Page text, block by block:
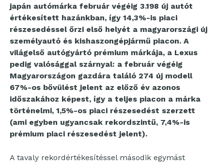
japán autómárka február végéig 3.198 új autót
értékesített hazánkban, így 14,3%-is piaci
részesedéssel őrzi első helyét a magyarországi új
személyautó és kishaszongépjármű piacon. A
világelső autógyártó prémium márkája, a Lexus
pedig valósággal szárnyal: a február végéig
Magyarországon gazdára találó 274 új modell
67%-os bővülést jelent az előző év azonos
időszakához képest, így a teljes piacon a márka
történelmi, 1,5%-os piaci részesedést szerzett
(ami egyben ugyancsak rekordszintű, 7,4%-is
prémium piaci részesedést jelent).
A tavaly rekordértékesítéssel második egymást